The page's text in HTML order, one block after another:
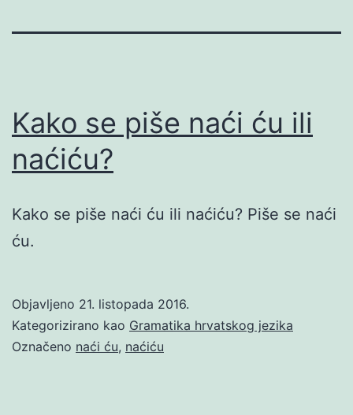
Kako se piše naći ću ili
naćiću?
Kako se piše naći ću ili naćiću? Piše se naći
ću.
Objavljeno 21. listopada 2016.
Kategorizirano kao Gramatika hrvatskog jezika
Označeno naći ću, naćiću